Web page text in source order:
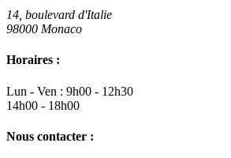
14, boulevard d'Italie
98000 Monaco
Horaires :
Lun - Ven : 9h00 - 12h30
14h00 - 18h00
Nous contacter :